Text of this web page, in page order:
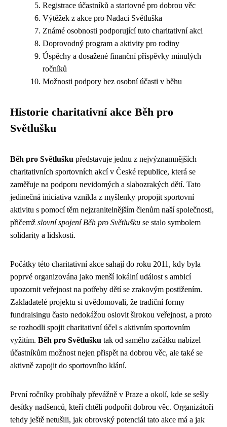
Registrace účastníků a startovné pro dobrou věc
Výtěžek z akce pro Nadaci Světluška
Známé osobnosti podporující tuto charitativní akci
Doprovodný program a aktivity pro rodiny
Úspěchy a dosažené finanční příspěvky minulých
ročníků
Možnosti podpory bez osobní účasti v běhu
Historie charitativní akce Běh pro
Světlušku
Běh pro Světlušku představuje jednu z nejvýznamnějších
charitativních sportovních akcí v České republice, která se
zaměřuje na podporu nevidomých a slabozrakých dětí. Tato
jedinečná iniciativa vznikla z myšlenky propojit sportovní
aktivitu s pomocí těm nejzranitelnějším členům naší společnosti,
přičemž slovní spojení Běh pro Světlušku se stalo symbolem
solidarity a lidskosti.
Počátky této charitativní akce sahají do roku 2011, kdy byla
poprvé organizována jako menší lokální událost s ambicí
upozornit veřejnost na potřeby dětí se zrakovým postižením.
Zakladatelé projektu si uvědomovali, že tradiční formy
fundraisingu často nedokážou oslovit širokou veřejnost, a proto
se rozhodli spojit charitativní účel s aktivním sportovním
vyžitím. Běh pro Světlušku tak od samého začátku nabízel
účastníkům možnost nejen přispět na dobrou věc, ale také se
aktivně zapojit do sportovního klání.
První ročníky probíhaly převážně v Praze a okolí, kde se sešly
desítky nadšenců, kteří chtěli podpořit dobrou věc. Organizátoři
tehdy ještě netušili, jak obrovský potenciál tato akce má a jak